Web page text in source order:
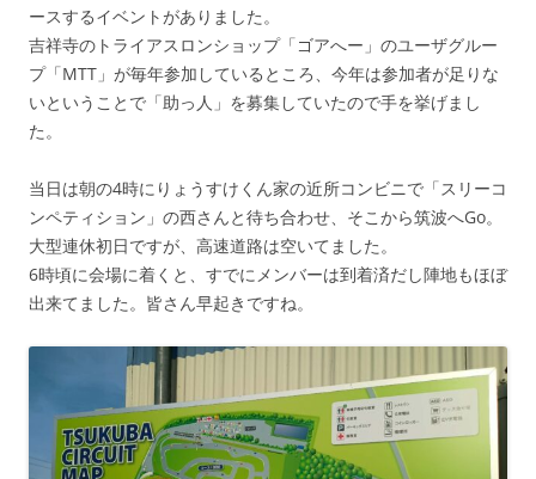
ースするイベントがありました。
吉祥寺のトライアスロンショップ「ゴアへー」のユーザグルー
プ「MTT」が毎年参加しているところ、今年は参加者が足りな
いということで「助っ人」を募集していたので手を挙げまし
た。
当日は朝の4時にりょうすけくん家の近所コンビニで「スリーコ
ンペティション」の西さんと待ち合わせ、そこから筑波へGo。
大型連休初日ですが、高速道路は空いてました。
6時頃に会場に着くと、すでにメンバーは到着済だし陣地もほぼ
出来てました。皆さん早起きですね。